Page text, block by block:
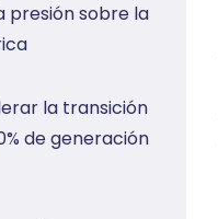
presión sobre la
la transición
de generación